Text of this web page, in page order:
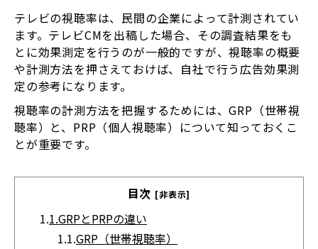
テレビの視聴率は、民間の企業によって計測されてい
ます。テレビCMを出稿した場合、その調査結果をも
とに効果測定を行うのが一般的ですが、視聴率の概要
や計測方法を押さえておけば、自社で行う広告効果測
定の参考になります。
視聴率の計測方法を把握するためには、GRP（世帯視
聴率）と、PRP（個人視聴率）について知っておくこ
とが重要です。
目次 [非表示]
1.1.GRPとPRPの違い
1.1.GRP（世帯視聴率）